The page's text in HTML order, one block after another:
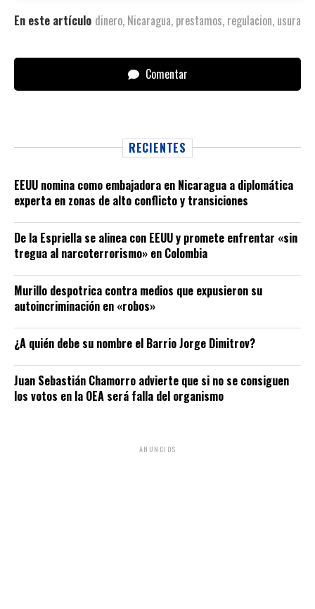
En este artículo dinero, Nicaragua, prestamos, regulacion, usura
Comentar
RECIENTES
EEUU nomina como embajadora en Nicaragua a diplomática
experta en zonas de alto conflicto y transiciones
De la Espriella se alinea con EEUU y promete enfrentar «sin
tregua al narcoterrorismo» en Colombia
Murillo despotrica contra medios que expusieron su
autoincriminación en «robos»
¿A quién debe su nombre el Barrio Jorge Dimitrov?
Juan Sebastián Chamorro advierte que si no se consiguen
los votos en la OEA será falla del organismo
ANUNCIOS